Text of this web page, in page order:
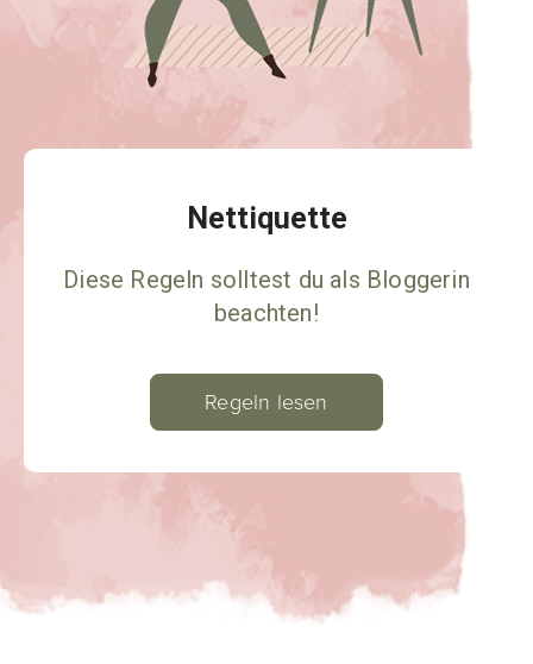
Nettiquette
Diese Regeln solltest du als Bloggerin
beachten!
Regeln lesen